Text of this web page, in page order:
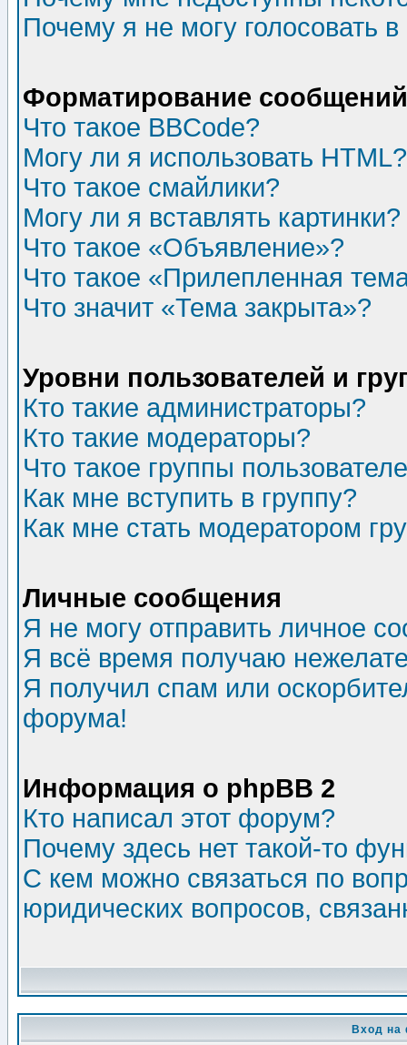
Почему я не могу голосовать
Форматирование
Что такое BBCode?
Могу ли я использовать HTML?
Что такое смайлики?
Могу ли я вставлять картинки?
Что такое «Объявление»?
Что такое «Прилепленная
Что значит «Тема закрыта»?
Уровни пользователей и
Кто такие администраторы?
Кто такие модераторы?
Что такое группы
Как мне вступить в группу?
Как мне стать модератором
Личные сообщения
Я не могу отправить личное
Я всё время получаю
Я получил спам или
форума!
Информация о phpBB 2
Кто написал этот форум?
Почему здесь нет такой-то
С кем можно связаться по
юридических вопросов,
Вход на